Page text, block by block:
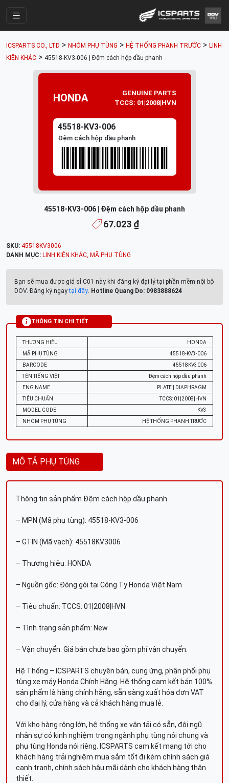
Cửa Hàng
Parts Catalogue
Mã Phụ Tùng
Tài khoản
ICSPARTS CO., LTD > NHÓM PHỤ TÙNG > HỆ THỐNG PHANH TRƯỚC > LINH
KIỆN KHÁC > 45518-KV3-006 | Đệm cách hộp dầu phanh
HONDA
GENUINE PARTS
TCCS: 01|2008|HVN
45518-KV3-006
Đệm cách hộp dầu phanh
45518-KV3-006 | Đệm cách hộp dầu phanh
67.023 ₫
SKU: 45518KV3006
DANH MỤC: LINH KIỆN KHÁC, MÃ PHỤ TÙNG
Bạn sẽ mua được giá sỉ C01 này khi đăng ký đại lý tại phần mềm nội bộ
DOV. Đăng ký ngaytại đây. Hotline Quang Do: 0983888624
THÔNG TIN CHI TIẾT
THƯƠNG HIỆU
HONDA
MÃ PHỤ TÙNG
45518-KV3-006
BARCODE
45518KV3006
TÊN TIẾNG VIỆT
Đệm cách hộp dầu phanh
ENG NAME
PLATE | DIAPHRAGM
TIÊU CHUẨN
TCCS: 01|2008|HVN
MODEL CODE
KV3
NHÓM PHỤ TÙNG
HỆ THỐNG PHANH TRƯỚC
MÔ TẢ PHỤ TÙNG
Thông tin sản phẩm Đệm cách hộp dầu phanh
– MPN (Mã phụ tùng): 45518-KV3-006
– GTIN (Mã vạch): 45518KV3006
– Thương hiệu: HONDA
– Nguồn gốc: Đóng gói tại Công Ty Honda Việt Nam
– Tiêu chuẩn: TCCS: 01|2008|HVN
– Tình trạng sản phẩm: New
– Vận chuyển: Giá bán chưa bao gồm phí vận chuyển.
Hệ Thống – ICSPARTS chuyên bán, cung ứng, phân phối phụ
tùng xe máy Honda Chính Hãng. Hệ thống cam kết bán 100%
sản phẩm là hàng chính hãng, sẵn sàng xuất hóa đơn VAT
cho đại lý, cửa hàng và cả khách hàng mua lẻ.
Với kho hàng rộng lớn, hệ thống xe vận tải có sẵn, đội ngũ
nhân sự có kinh nghiệm trong ngành phụ tùng nói chung và
phụ tùng Honda nói riêng. ICSPARTS cam kết mang tới cho
khách hàng trải nghiệm mua sắm tốt đi kèm chính sách giá
cạnh tranh, chính sách hậu mãi dành cho khách hàng thân
thiết.